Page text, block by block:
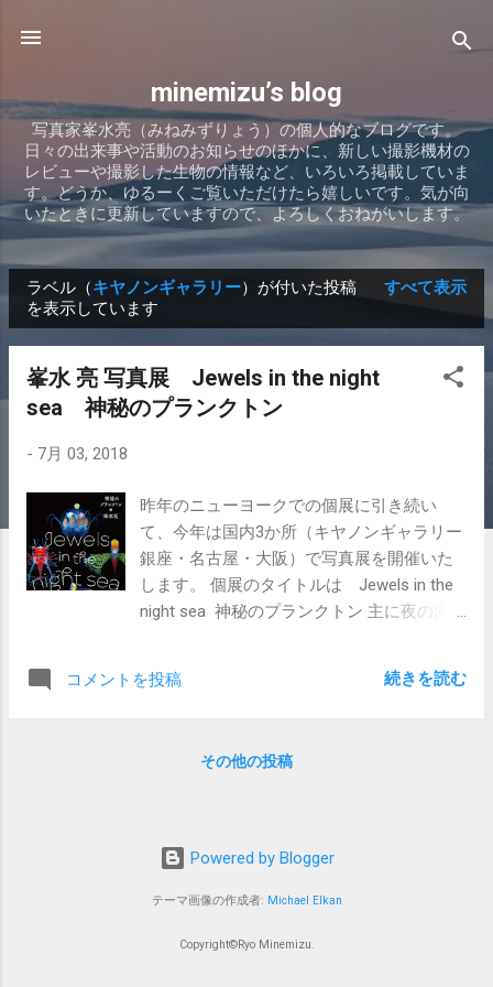
minemizu’s blog
写真家峯水亮（みねみずりょう）の個人的なブログです。
日々の出来事や活動のお知らせのほかに、新しい撮影機材の
レビューや撮影した生物の情報など、いろいろ掲載していま
す。どうか、ゆるーくご覧いただけたら嬉しいです。気が向
いたときに更新していますので、よろしくおねがいします。
投
稿
ラベル（キヤノンギャラリー）が付いた投稿
を表示しています
すべて表示
峯水 亮 写真展 Jewels in the night
sea 神秘のプランクトン
- 7月 03, 2018
昨年のニューヨークでの個展に引き続い
て、今年は国内3か所（キヤノンギャラリー
銀座・名古屋・大阪）で写真展を開催いた
します。 個展のタイトルは Jewels in the
night sea 神秘のプランクトン 主に夜の海
クの展示作品とは違いスクエアや大判作品
社フレームマンに製作していただきまし
the night sea 神秘のプランクトン 2018年8
月20日（月）～8月29日（水） ＊8/26(日)は
キヤノンギャラリー銀座の休業日です。ご
在地： 〒 104-0061 東京都中央区銀座3-9-
コメントを投稿 続きを読む
その他の投稿
Powered by Blogger
テーマ画像の作成者: Michael Elkan
Copyright©Ryo Minemizu.